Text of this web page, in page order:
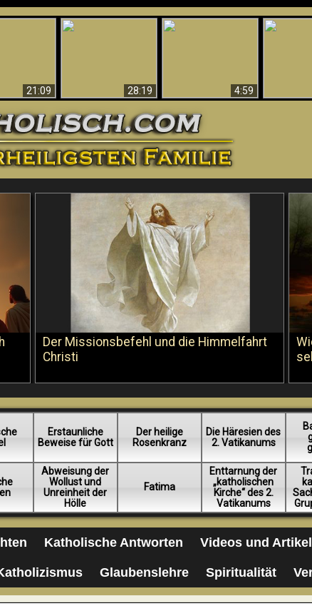
21:09 28:19
4:59
Der Missionsbefehl und die Himmelfahrt
Christi
Erstaunliche
Beweise für Gott
Der heilige
Rosenkranz
Die Häresien des
2. Vatikanums
Abweisung der
Wollust und
Unreinheit der
Hölle
Fatima
Enttarnung der
„katholischen
Kirche“ des 2.
Vatikanums
Katholische Antworten Videos und Artikel
Glaubenslehre Spiritualität